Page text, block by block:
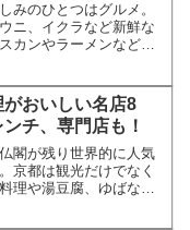
みのひとつはグルメ。
ニ、イクラなど新鮮な
カンやラーメンなどの
な道産食材を使った北
ことがで...
おいしい名店8
チ、専門店も！
閣が残り世界的に人気
京都は観光だけでなく
理や湯豆腐、ゆばなど